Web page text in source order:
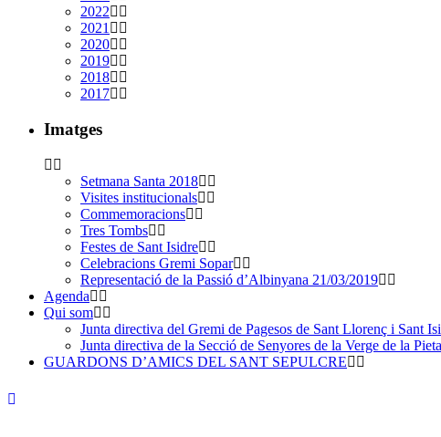
2022
2021
2020
2019
2018
2017
Imatges
Setmana Santa 2018
Visites institucionals
Commemoracions
Tres Tombs
Festes de Sant Isidre
Celebracions Gremi Sopar
Representació de la Passió d’Albinyana 21/03/2019
Agenda
Qui som
Junta directiva del Gremi de Pagesos de Sant Llorenç i Sant
Junta directiva de la Secció de Senyores de la Verge de la
GUARDONS D’AMICS DEL SANT SEPULCRE